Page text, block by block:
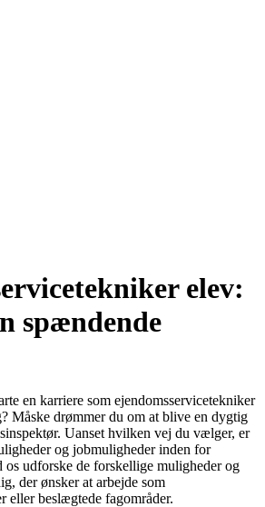
elev:
spændende
en karriere som ejendomsservicetekniker
Måske drømmer du om at blive en dygtig
Uanset hvilken vej du vælger, er
og jobmuligheder inden for
os udforske de forskellige muligheder og
der ønsker at arbejde som
eller beslægtede fagområder.